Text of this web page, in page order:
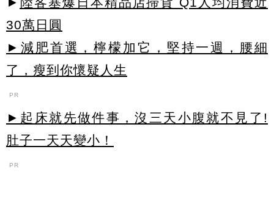
30萬日圓
►減肥首選，檸檬加它，堅持一週，腰細
了，瘦到你懷疑人生
PR
►起床就先做件事，沒三天小腹就不見了!
肚子一天天變小！
PR